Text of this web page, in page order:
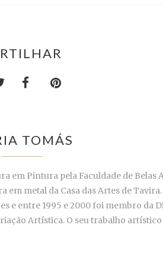
TOMÁS
em Pintura pela Faculdade de
metal da Casa das Artes de
e entre 1995 e 2000 foi membro da
Artística. O seu trabalho